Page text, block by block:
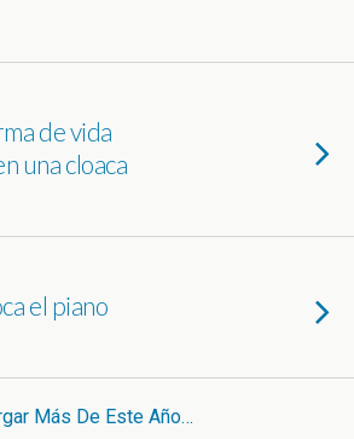
de vida
una cloaca
el piano
Más De Este Año…